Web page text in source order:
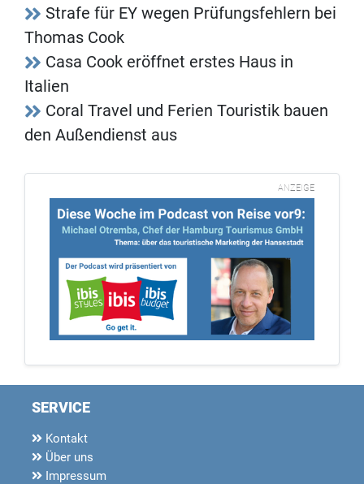
Strafe für EY wegen Prüfungsfehlern bei
Thomas Cook
Casa Cook eröffnet erstes Haus in
Italien
Coral Travel und Ferien Touristik bauen
den Außendienst aus
ANZEIGE
SERVICE
Kontakt
Über uns
Impressum